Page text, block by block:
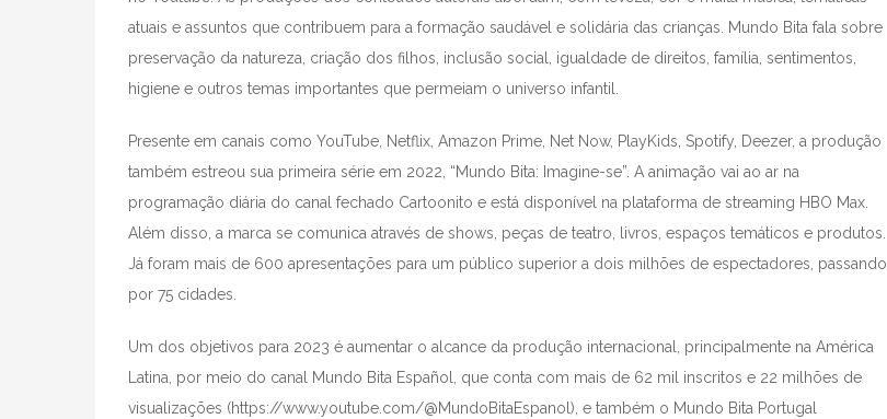
atuais e assuntos que contribuem para a formação saudável e solidária das crianças. Mundo Bita fala sobre
preservação da natureza, criação dos filhos, inclusão social, igualdade de direitos, família, sentimentos,
higiene e outros temas importantes que permeiam o universo infantil.
Presente em canais como YouTube, Netflix, Amazon Prime, Net Now, PlayKids, Spotify, Deezer, a produção
também estreou sua primeira série em 2022, “Mundo Bita: Imagine-se”. A animação vai ao ar na
programação diária do canal fechado Cartoonito e está disponível na plataforma de streaming HBO Max.
Além disso, a marca se comunica através de shows, peças de teatro, livros, espaços temáticos e produtos.
Já foram mais de 600 apresentações para um público superior a dois milhões de espectadores, passando
por 75 cidades.
Um dos objetivos para 2023 é aumentar o alcance da produção internacional, principalmente na América
Latina, por meio do canal Mundo Bita Español, que conta com mais de 62 mil inscritos e 22 milhões de
visualizações (https://www.youtube.com/@MundoBitaEspanol), e também o Mundo Bita Portugal